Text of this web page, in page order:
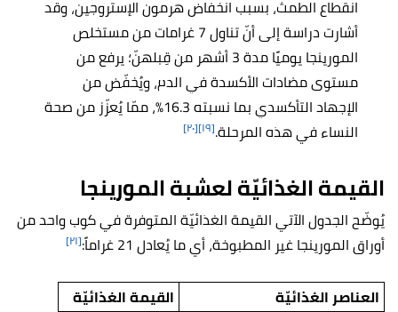
انقطاع الطمث، بسبب انخفاض هرمون الإستروجين، وقد
أشارت دراسة إلى أنّ تناول 7 غرامات من مستخلص
المورينجا يوميًا مدة 3 أشهر من قِبلهنّ؛ يرفع من
مستوى مضادات الأكسدة في الدم، ويُخفّض من
الإجهاد التأكسدي بما نسبته 16.3%، ممّا يُعزّز من صحة
النساء في هذه المرحلة.[١٩] [٢٠]
القيمة الغذائيّة لعشبة المورينجا
يُوضّح الجدول الآتي القيمة الغذائيّة المتوفرة في كوب واحد من
أوراق المورينجا غير المطبوخة، أي ما يُعادل 21 غراماً:
[٢١]
العناصر الغذائيّة
القيمة الغذائيّة